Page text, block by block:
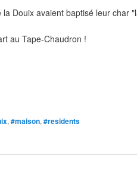
Douix avaient baptisé leur char
au Tape-Chaudron !
, #maison, #residents